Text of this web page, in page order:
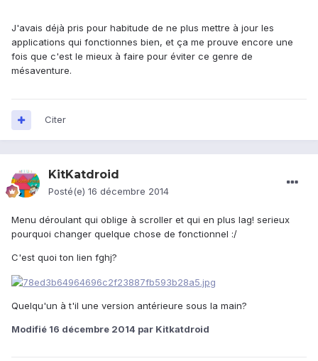
J'avais déjà pris pour habitude de ne plus mettre à jour les
applications qui fonctionnes bien, et ça me prouve encore une
fois que c'est le mieux à faire pour éviter ce genre de
mésaventure.
Citer
KitKatdroid
Posté(e) 16 décembre 2014
Menu déroulant qui oblige à scroller et qui en plus lag! serieux
pourquoi changer quelque chose de fonctionnel :/
C'est quoi ton lien fghj?
Quelqu'un à t'il une version antérieure sous la main?
Modifié 16 décembre 2014 par Kitkatdroid